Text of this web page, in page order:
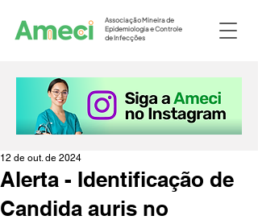
Associação Mineira de
Epidemiologia e Controle
de Infecções
Alerta - Identificação de
Candida auris no
12 de out. de 2024